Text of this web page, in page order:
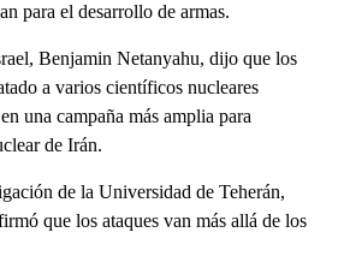
para el desarrollo de armas.
Benjamin Netanyahu, dijo que los
a varios científicos nucleares
una campaña más amplia para
de Irán.
de la Universidad de Teherán,
que los ataques van más allá de los